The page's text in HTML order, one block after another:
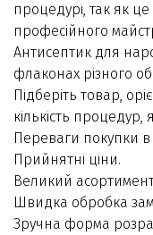
процедурі, так як
професійного
Антисептик для
флаконах різного
Підберіть товар,
кількість процедур,
Переваги покупки в
Прийнятні ціни.
Великий асортимент
Швидка обробка
Зручна форма